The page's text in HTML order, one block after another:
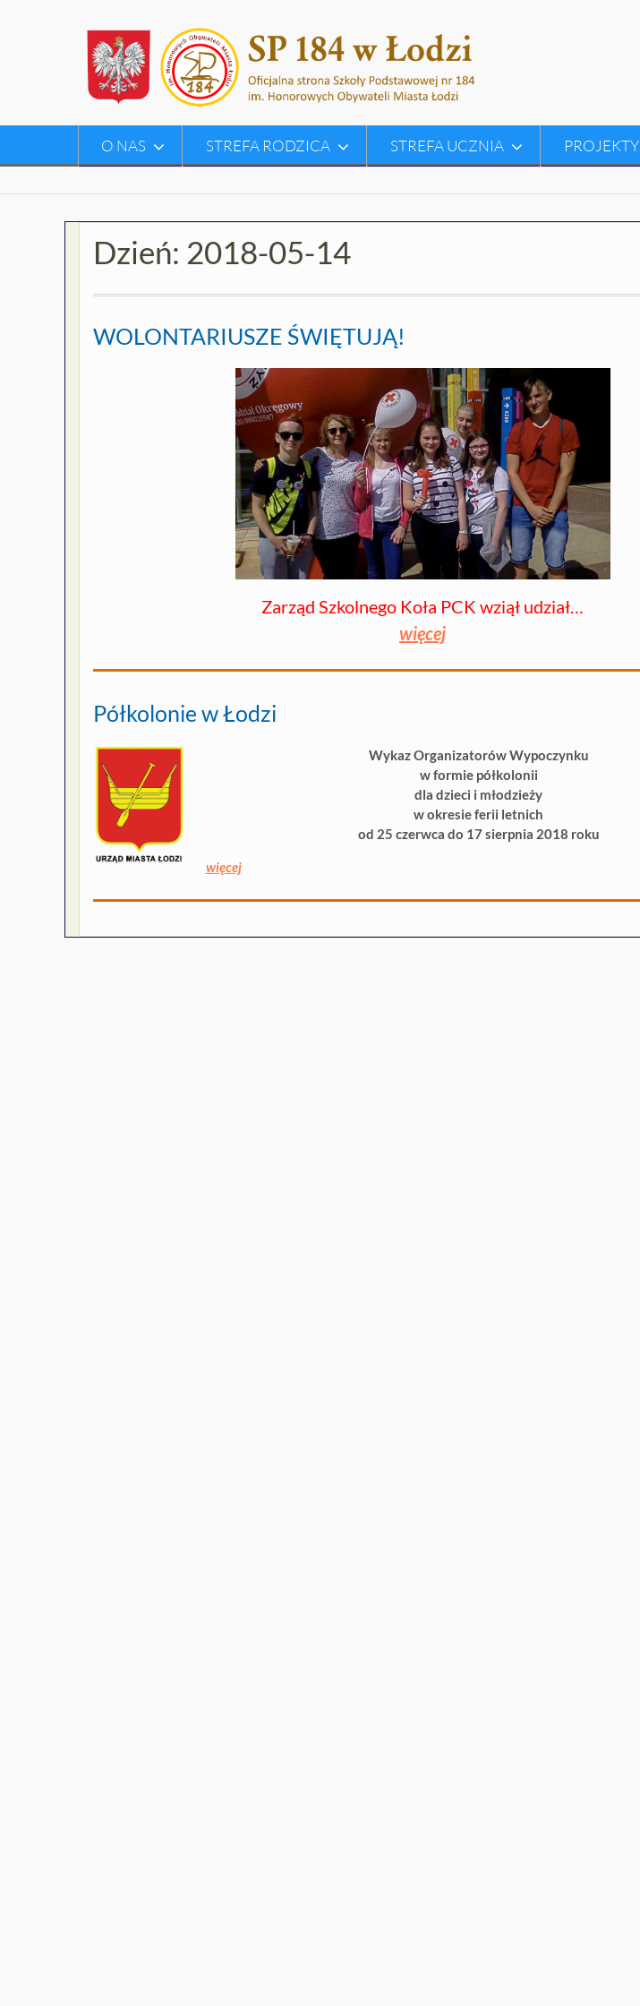
O NAS STREFA RODZICA STREFA UCZNIA PROJEKTY
Dzień: 2018-05-14
WOLONTARIUSZE ŚWIĘTUJĄ!
Zarząd Szkolnego Koła PCK wziął udział…
więcej
Półkolonie w Łodzi
Wykaz Organizatorów Wypoczynku
w formie półkolonii
dla dzieci i młodzieży
w okresie ferii letnich
od 25 czerwca do 17 sierpnia 2018 roku
więcej